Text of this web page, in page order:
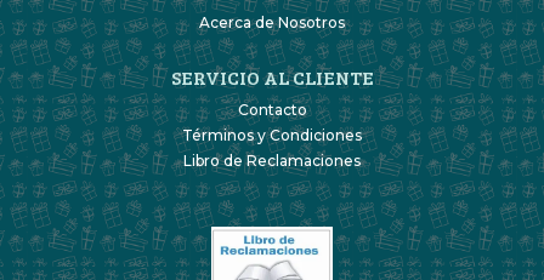
Acerca de Nosotros
SERVICIO AL CLIENTE
Contacto
Términos y Condiciones
Libro de Reclamaciones